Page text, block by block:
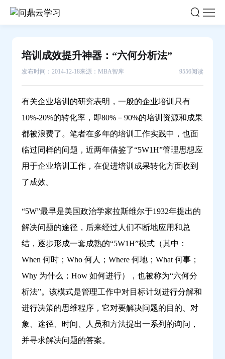
器：“六
培训成效提升神器：“六何分析法”
发布时间：2014-12-18来源：MBA智库 9556阅读
有关企业培训的研究表明，一般的企业培训只有
10%-20%的转化率，即80%－90%的培训资源和成果
都被浪费了。笔者在多年的培训工作实践中，也面
临过同样的问题，近两年借鉴了“5W1H”管理思想应
用于企业培训工作，在促进培训成果转化方面收到
了成效。
“5W”最早是美国政治学家拉斯维尔于1932年提出的
解决问题的途径，后来经过人们不断地应用和总
结，逐步形成一套成熟的“5W1H”模式（其中：
When 何时；Who 何人；Where 何地；What 何事；
Why 为什么；How 如何进行），也被称为“六何分
析法”。该模式是管理工作中对目标计划进行分解和
进行决策的思维程序，它对要解决问题的目的、对
象、途径、时间、人员和方法提出一系列的询问，
并寻求解决问题的答案。